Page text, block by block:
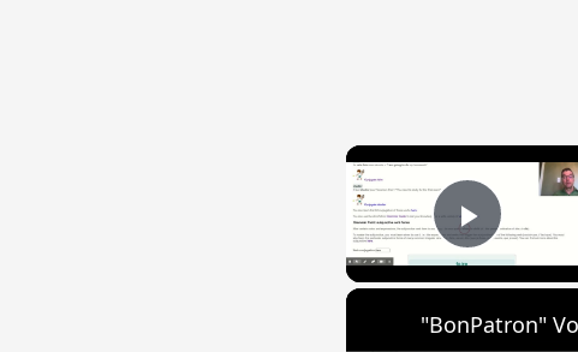
Play
"BonPatron"